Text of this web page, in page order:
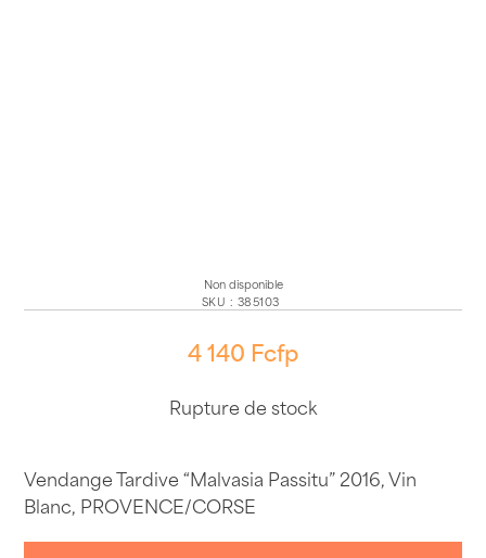
Non disponible
SKU : 385103
4 140 Fcfp
Rupture de stock
Vendange Tardive “Malvasia Passitu” 2016, Vin
Blanc, PROVENCE/CORSE